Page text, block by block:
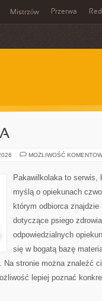
Mistrzów Przerwa
MOŻLIWOŚĆ
Pakawilkolaka to serwis,
myślą o opiekunach
którym odbiorca znajdzie
dotyczące psiego
odpowiedzialnych
się w bogatą bazę
Na stronie można znaleźć
lepiej poznać